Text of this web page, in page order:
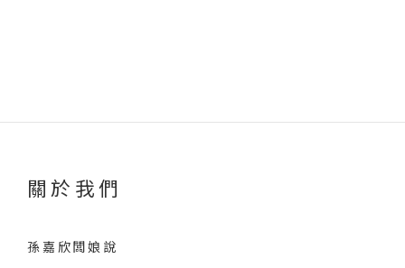
關於我們
孫嘉欣闆娘說